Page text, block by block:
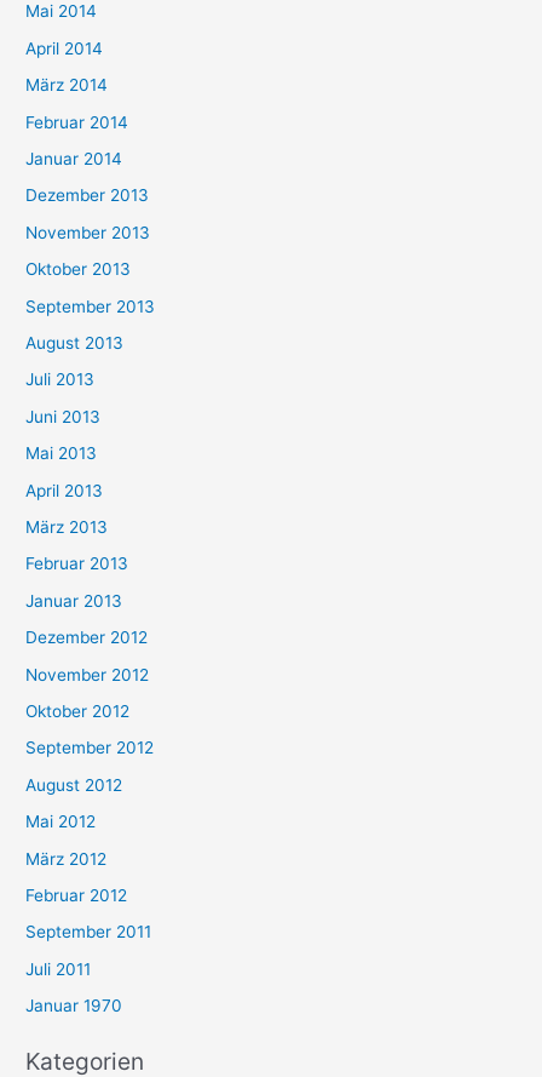
Mai 2014
April 2014
März 2014
Februar 2014
Januar 2014
Dezember 2013
November 2013
Oktober 2013
September 2013
August 2013
Juli 2013
Juni 2013
Mai 2013
April 2013
März 2013
Februar 2013
Januar 2013
Dezember 2012
November 2012
Oktober 2012
September 2012
August 2012
Mai 2012
März 2012
Februar 2012
September 2011
Juli 2011
Januar 1970
Kategorien